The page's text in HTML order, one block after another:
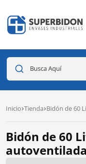
Busca Aquí
Inicio Tienda Bidón de 60
Bidón de 60
autoventilada